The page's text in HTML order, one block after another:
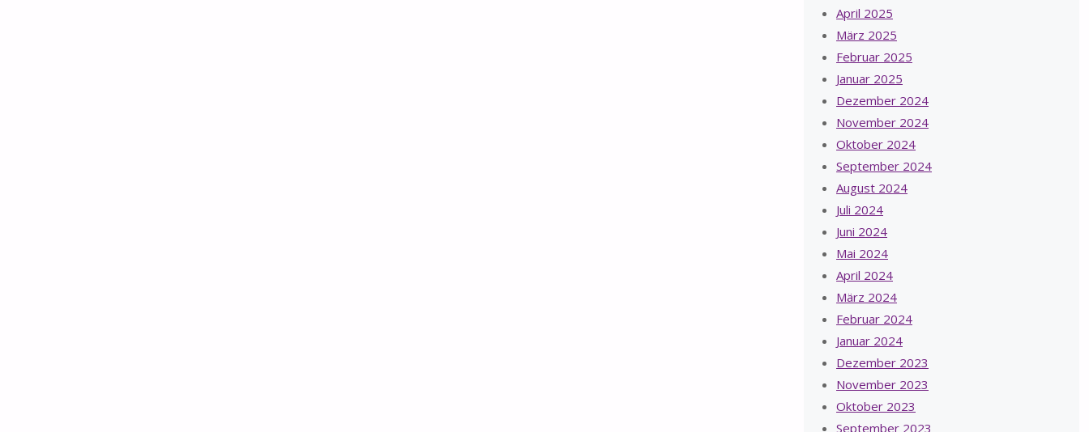
April 2025
März 2025
Februar 2025
Januar 2025
Dezember 2024
November 2024
Oktober 2024
September 2024
August 2024
Juli 2024
Juni 2024
Mai 2024
April 2024
März 2024
Februar 2024
Januar 2024
Dezember 2023
November 2023
Oktober 2023
September 2023